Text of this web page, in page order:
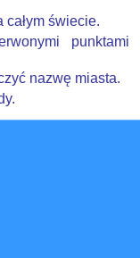
świecie.
punktami
nazwę miasta.